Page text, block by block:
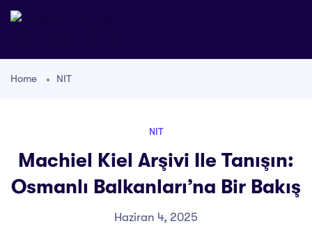
Home NIT
NIT
Machiel Kiel Arşivi Ile Tanışın:
Osmanlı Balkanları’na Bir Bakış
Haziran 4, 2025